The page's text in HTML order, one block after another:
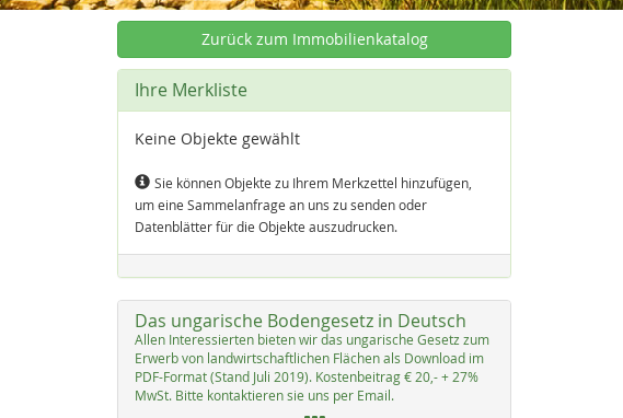
Zurück zum Immobilienkatalog
Ihre Merkliste
Keine Objekte gewählt
Sie können Objekte zu Ihrem Merkzettel hinzufügen,
um eine Sammelanfrage an uns zu senden oder
Datenblätter für die Objekte auszudrucken.
Das ungarische Bodengesetz in Deutsch
Al­len In­ter­es­sier­ten bie­ten wir das un­ga­ri­sche Ge­setz zum
Er­werb von land­wirt­schaft­li­chen Flächen als Down­load im
PDF-For­mat (Stand Ju­li 2019). Kos­ten­bei­trag € 20,- + 27%
MwSt. Bit­te kon­tak­tie­ren sie uns per Email.